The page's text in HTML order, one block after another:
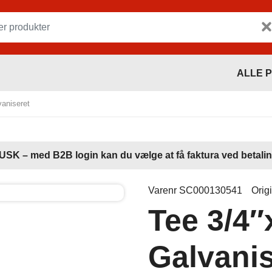
ALLE
– med B2B login kan du vælge at få faktura ved
Varenr SC000130541
Tee 3/